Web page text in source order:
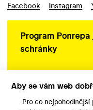
Facebook Instagram
Program
schránky
Aby se vám web
Pro co